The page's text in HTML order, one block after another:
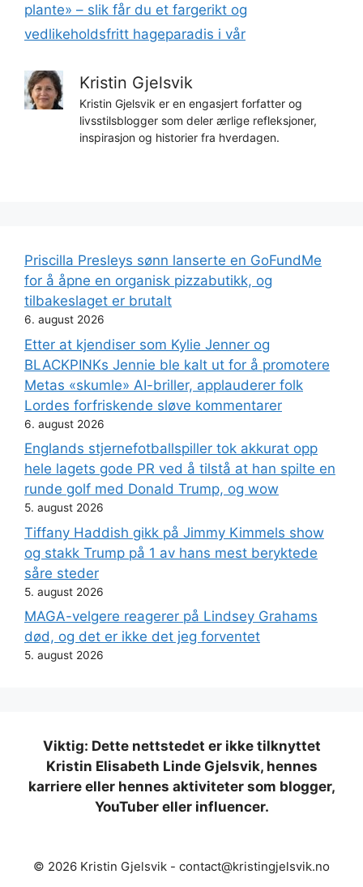
plante» – slik får du et fargerikt og
vedlikeholdsfritt hageparadis i vår
Kristin Gjelsvik
Kristin Gjelsvik er en engasjert forfatter og
livsstilsblogger som deler ærlige refleksjoner,
inspirasjon og historier fra hverdagen.
Priscilla Presleys sønn lanserte en GoFundMe
for å åpne en organisk pizzabutikk, og
tilbakeslaget er brutalt
6. august 2026
Etter at kjendiser som Kylie Jenner og
BLACKPINKs Jennie ble kalt ut for å promotere
Metas «skumle» AI-briller, applauderer folk
Lordes forfriskende sløve kommentarer
6. august 2026
Englands stjernefotballspiller tok akkurat opp
hele lagets gode PR ved å tilstå at han spilte en
runde golf med Donald Trump, og wow
5. august 2026
Tiffany Haddish gikk på Jimmy Kimmels show
og stakk Trump på 1 av hans mest beryktede
såre steder
5. august 2026
MAGA-velgere reagerer på Lindsey Grahams
død, og det er ikke det jeg forventet
5. august 2026
Viktig: Dette nettstedet er ikke tilknyttet
Kristin Elisabeth Linde Gjelsvik, hennes
karriere eller hennes aktiviteter som blogger,
YouTuber eller influencer.
© 2026 Kristin Gjelsvik - contact@kristingjelsvik.no